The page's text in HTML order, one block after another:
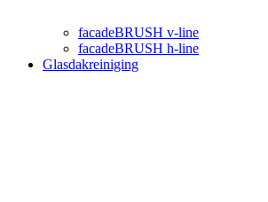
facadeBRUSH v-line
facadeBRUSH h-line
Glasdakreiniging